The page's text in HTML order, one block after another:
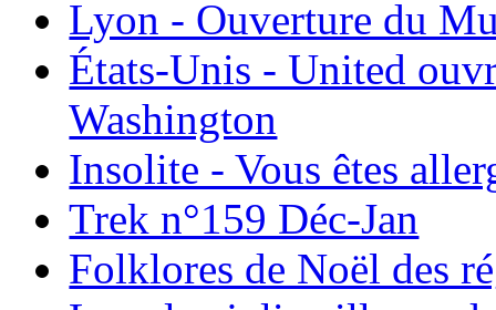
Lyon - Ouverture du
États-Unis - United
Washington
Insolite - Vous êtes
Trek n°159 Déc-Jan
Folklores de Noël des